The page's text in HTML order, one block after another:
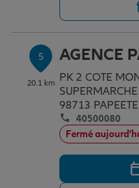
5
20.1 km
AGENCE
PK 2 COTE
98713 PAPEETE
40500080
Fermé